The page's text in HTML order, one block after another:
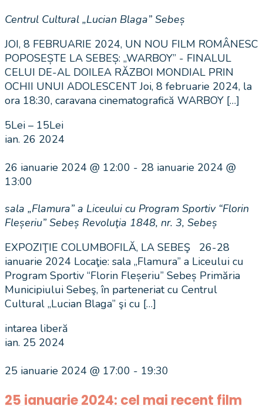
Centrul Cultural „Lucian Blaga” Sebeș
JOI, 8 FEBRUARIE 2024, UN NOU FILM ROMÂNESC
POPOSEȘTE LA SEBEȘ: „WARBOY” - FINALUL
CELUI DE-AL DOILEA RĂZBOI MONDIAL PRIN
OCHII UNUI ADOLESCENT Joi, 8 februarie 2024, la
ora 18:30, caravana cinematografică WARBOY […]
5Lei – 15Lei
ian. 26 2024
26 ianuarie 2024 @ 12:00 - 28 ianuarie 2024 @
13:00
sala „Flamura” a Liceului cu Program Sportiv “Florin
Fleșeriu” Sebeș Revoluţia 1848, nr. 3, Sebeș
EXPOZIŢIE COLUMBOFILĂ, LA SEBEŞ 26-28
ianuarie 2024 Locaţie: sala „Flamura” a Liceului cu
Program Sportiv “Florin Fleșeriu” Sebeș Primăria
Municipiului Sebeş, în parteneriat cu Centrul
Cultural „Lucian Blaga” şi cu […]
intarea liberă
ian. 25 2024
25 ianuarie 2024 @ 17:00 - 19:30
25 ianuarie 2024: cel mai recent film